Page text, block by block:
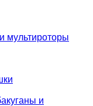
мультироторы
и